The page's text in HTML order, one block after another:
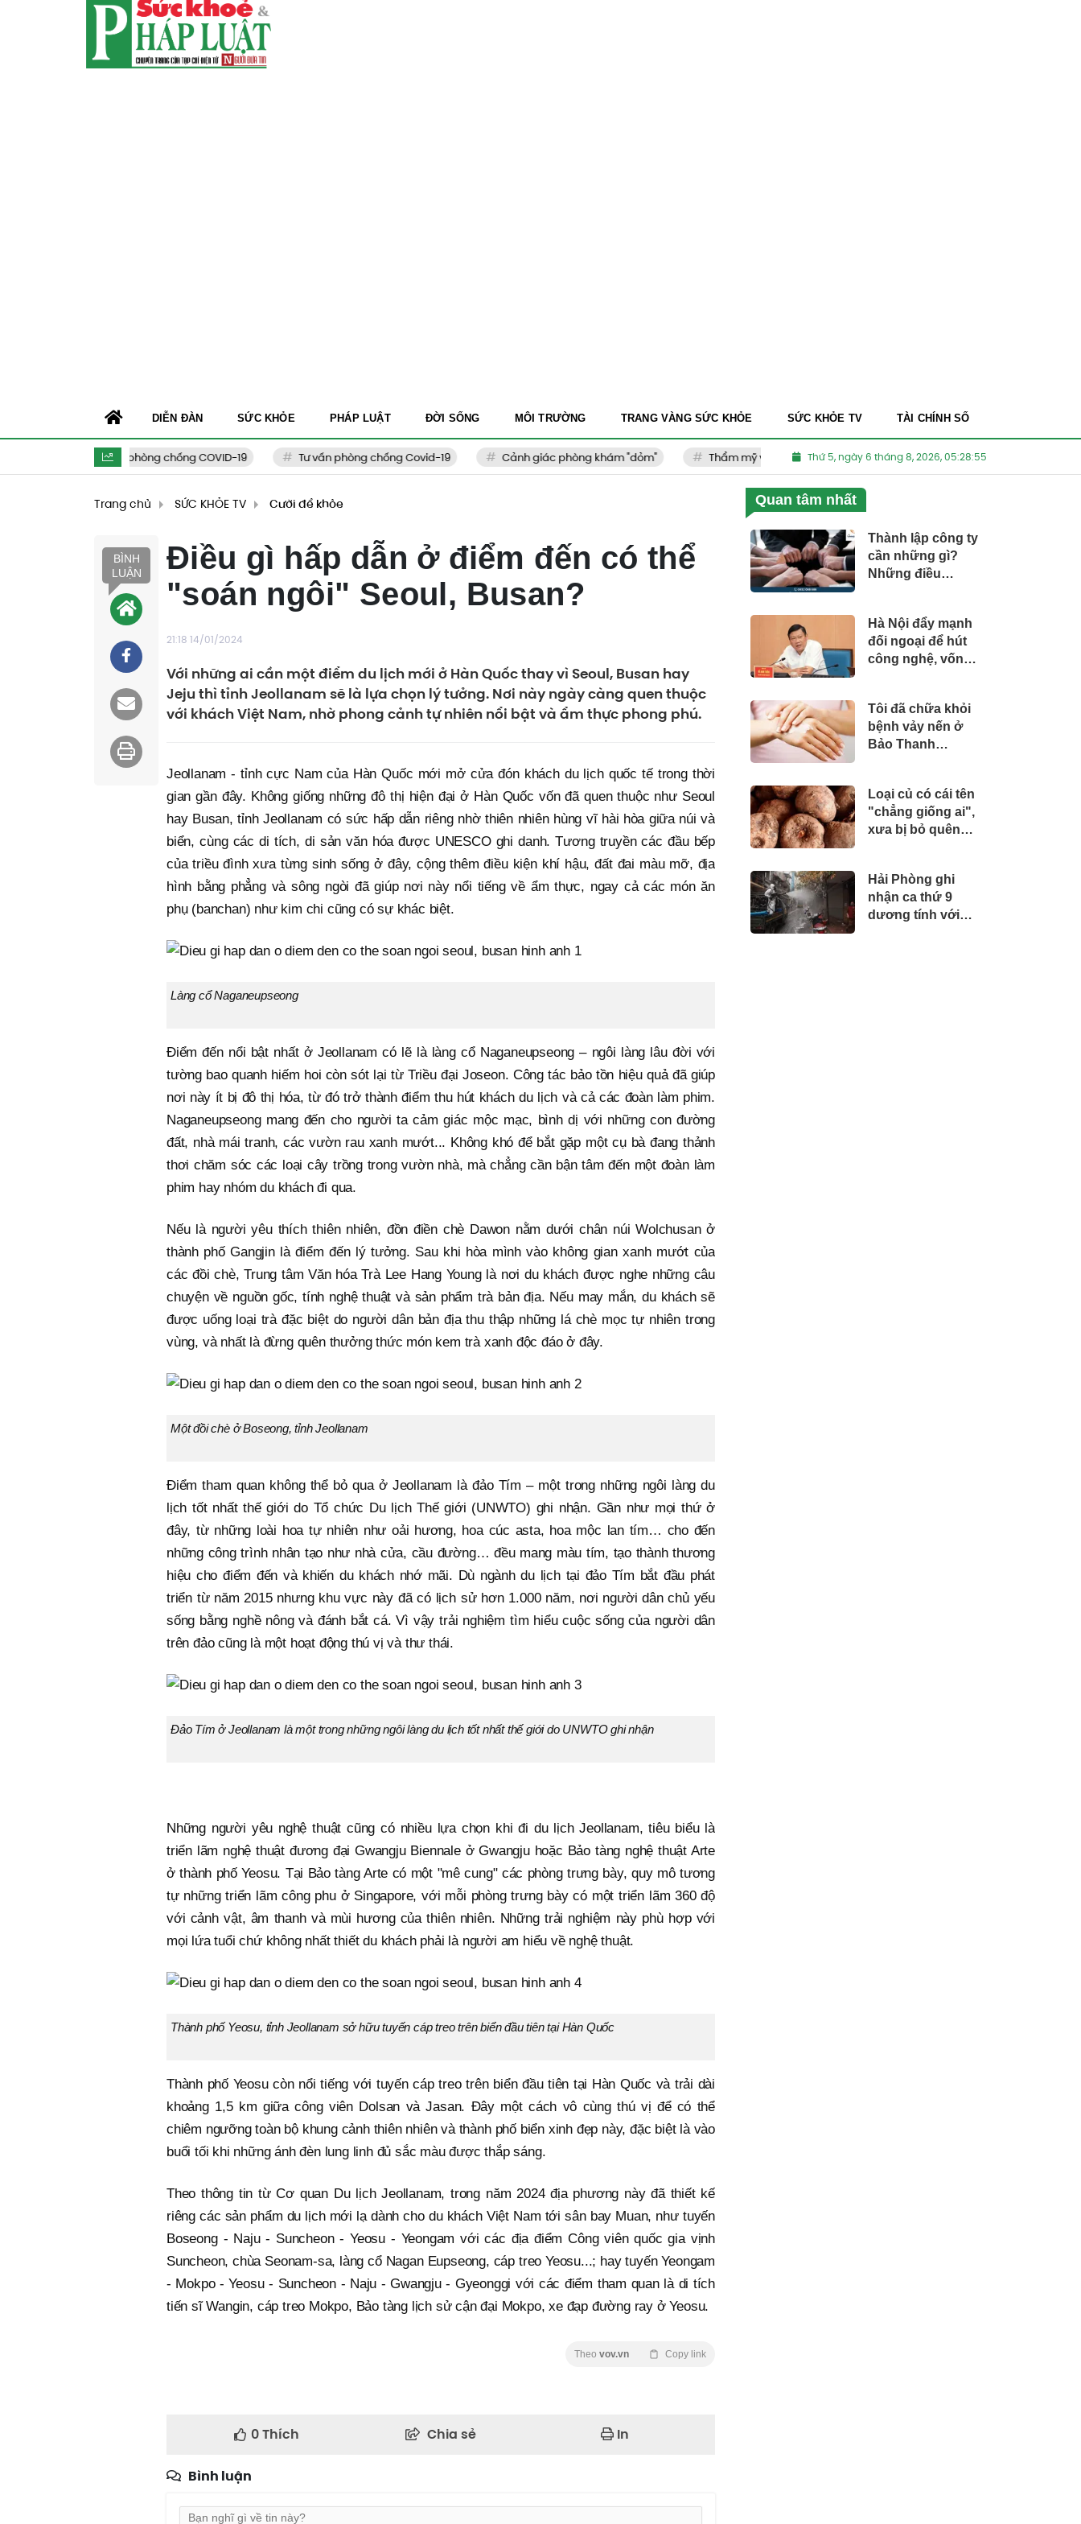
Tuyên truyền phòng chống COVID-19 Tư vấn phòng chống Covid-19 Cảnh giác phòng khám "dỏm" Thẩm mỹ viện kém chất lượng Thuốc Nam dành cho người Việt
Thứ 5, ngày 6 tháng 8, 2026, 05:28:56
DIỄN ĐÀN SỨC KHỎE PHÁP LUẬT ĐỜI SỐNG MÔI TRƯỜNG TRANG VÀNG SỨC KHỎE SỨC KHỎE TV TÀI CHÍNH SỐ
Trang chủ SỨC KHỎE TV Cười để khỏe
BÌNH
LUẬN
Điều gì hấp dẫn ở điểm đến có thể
"soán ngôi" Seoul, Busan?
21:18 14/01/2024
Với những ai cần một điểm du lịch mới ở Hàn Quốc thay vì Seoul, Busan hay
Jeju thì tỉnh Jeollanam sẽ là lựa chọn lý tưởng. Nơi này ngày càng quen thuộc
với khách Việt Nam, nhờ phong cảnh tự nhiên nổi bật và ẩm thực phong phú.
Jeollanam - tỉnh cực Nam của Hàn Quốc mới mở cửa đón khách du lịch quốc tế trong thời
gian gần đây. Không giống những đô thị hiện đại ở Hàn Quốc vốn đã quen thuộc như Seoul
hay Busan, tỉnh Jeollanam có sức hấp dẫn riêng nhờ thiên nhiên hùng vĩ hài hòa giữa núi và
biển, cùng các di tích, di sản văn hóa được UNESCO ghi danh. Tương truyền các đầu bếp
của triều đình xưa từng sinh sống ở đây, cộng thêm điều kiện khí hậu, đất đai màu mỡ, địa
hình bằng phẳng và sông ngòi đã giúp nơi này nổi tiếng về ẩm thực, ngay cả các món ăn
phụ (banchan) như kim chi cũng có sự khác biệt.
Làng cổ Naganeupseong
Điểm đến nổi bật nhất ở Jeollanam có lẽ là làng cổ Naganeupseong – ngôi làng lâu đời với
tường bao quanh hiếm hoi còn sót lại từ Triều đại Joseon. Công tác bảo tồn hiệu quả đã giúp
nơi này ít bị đô thị hóa, từ đó trở thành điểm thu hút khách du lịch và cả các đoàn làm phim.
Naganeupseong mang đến cho người ta cảm giác mộc mạc, bình dị với những con đường
đất, nhà mái tranh, các vườn rau xanh mướt... Không khó để bắt gặp một cụ bà đang thảnh
thơi chăm sóc các loại cây trồng trong vườn nhà, mà chẳng cần bận tâm đến một đoàn làm
phim hay nhóm du khách đi qua.
Nếu là người yêu thích thiên nhiên, đồn điền chè Dawon nằm dưới chân núi Wolchusan ở
thành phố Gangjin là điểm đến lý tưởng. Sau khi hòa mình vào không gian xanh mướt của
các đồi chè, Trung tâm Văn hóa Trà Lee Hang Young là nơi du khách được nghe những câu
chuyện về nguồn gốc, tính nghệ thuật và sản phẩm trà bản địa. Nếu may mắn, du khách sẽ
được uống loại trà đặc biệt do người dân bản địa thu thập những lá chè mọc tự nhiên trong
vùng, và nhất là đừng quên thưởng thức món kem trà xanh độc đáo ở đây.
Một đồi chè ở Boseong, tỉnh Jeollanam
Điểm tham quan không thể bỏ qua ở Jeollanam là đảo Tím – một trong những ngôi làng du
lịch tốt nhất thế giới do Tổ chức Du lịch Thế giới (UNWTO) ghi nhận. Gần như mọi thứ ở
đây, từ những loài hoa tự nhiên như oải hương, hoa cúc asta, hoa mộc lan tím… cho đến
những công trình nhân tạo như nhà cửa, cầu đường… đều mang màu tím, tạo thành thương
hiệu cho điểm đến và khiến du khách nhớ mãi. Dù ngành du lịch tại đảo Tím bắt đầu phát
triển từ năm 2015 nhưng khu vực này đã có lịch sử hơn 1.000 năm, nơi người dân chủ yếu
sống bằng nghề nông và đánh bắt cá. Vì vậy trải nghiệm tìm hiểu cuộc sống của người dân
trên đảo cũng là một hoạt động thú vị và thư thái.
Đảo Tím ở Jeollanam là một trong những ngôi làng du lịch tốt nhất thế giới do UNWTO ghi nhận
Những người yêu nghệ thuật cũng có nhiều lựa chọn khi đi du lịch Jeollanam, tiêu biểu là
triển lãm nghệ thuật đương đại Gwangju Biennale ở Gwangju hoặc Bảo tàng nghệ thuật Arte
ở thành phố Yeosu. Tại Bảo tàng Arte có một "mê cung" các phòng trưng bày, quy mô tương
tự những triển lãm công phu ở Singapore, với mỗi phòng trưng bày có một triển lãm 360 độ
với cảnh vật, âm thanh và mùi hương của thiên nhiên. Những trải nghiệm này phù hợp với
mọi lứa tuổi chứ không nhất thiết du khách phải là người am hiểu về nghệ thuật.
Thành phố Yeosu, tỉnh Jeollanam sở hữu tuyến cáp treo trên biển đầu tiên tại Hàn Quốc
Thành phố Yeosu còn nổi tiếng với tuyến cáp treo trên biển đầu tiên tại Hàn Quốc và trải dài
khoảng 1,5 km giữa công viên Dolsan và Jasan. Đây một cách vô cùng thú vị để có thể
chiêm ngưỡng toàn bộ khung cảnh thiên nhiên và thành phố biển xinh đẹp này, đặc biệt là vào
buổi tối khi những ánh đèn lung linh đủ sắc màu được thắp sáng.
Theo thông tin từ Cơ quan Du lịch Jeollanam, trong năm 2024 địa phương này đã thiết kế
riêng các sản phẩm du lịch mới lạ dành cho du khách Việt Nam tới sân bay Muan, như tuyến
Boseong - Naju - Suncheon - Yeosu - Yeongam với các địa điểm Công viên quốc gia vịnh
Suncheon, chùa Seonam-sa, làng cổ Nagan Eupseong, cáp treo Yeosu...; hay tuyến Yeongam
- Mokpo - Yeosu - Suncheon - Naju - Gwangju - Gyeonggi với các điểm tham quan là di tích
tiến sĩ Wangin, cáp treo Mokpo, Bảo tàng lịch sử cận đại Mokpo, xe đạp đường ray ở Yeosu.
Theo vov.vn Copy link
0Thích Chia sẻ In
Bình luận
Quan tâm nhất
Thành lập công ty
cần những gì?
Những điều
Hà Nội đẩy mạnh
đối ngoại để hút
công nghệ, vốn
lượng cao
Tôi đã chữa khỏi
bệnh vảy nến ở
Bảo Thanh
Loại củ có cái tên
"chẳng giống ai",
xưa bị bỏ quên
lùng ráo riết
Hải Phòng ghi
nhận ca thứ 9
dương tính với